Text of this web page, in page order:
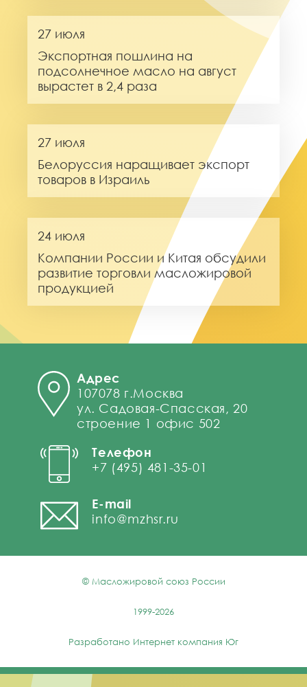
27 июля
Экспортная пошлина на
подсолнечное масло на август
вырастет в 2,4 раза
27 июля
Белоруссия наращивает экспорт
товаров в Израиль
24 июля
Компании России и Китая обсудили
развитие торговли масложировой
продукцией
Адрес
107078 г.Москва
ул. Садовая-Спасская, 20
строение 1 офис 502
Телефон
+7 (495) 481-35-01
E-mail
info@mzhsr.ru
© Масложировой союз России
1999-2026
Разработано Интернет компания Юг